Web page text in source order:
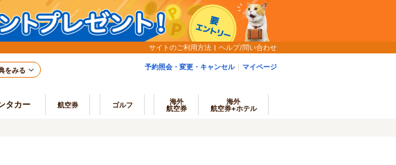
サイトのご利用方法 ヘルプ/問い合わせ
をみる 予約照会・変更・キャンセル マイページ
タカー 航空券 ゴルフ
海外
航空券
海外
航空券+ホテル